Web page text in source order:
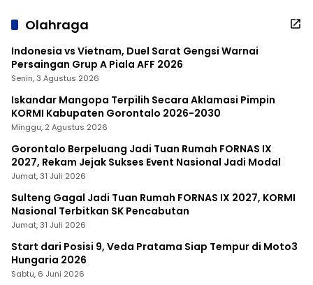
Olahraga
Indonesia vs Vietnam, Duel Sarat Gengsi Warnai
Persaingan Grup A Piala AFF 2026
Senin, 3 Agustus 2026
Iskandar Mangopa Terpilih Secara Aklamasi Pimpin
KORMI Kabupaten Gorontalo 2026-2030
Minggu, 2 Agustus 2026
Gorontalo Berpeluang Jadi Tuan Rumah FORNAS IX
2027, Rekam Jejak Sukses Event Nasional Jadi Modal
Jumat, 31 Juli 2026
Sulteng Gagal Jadi Tuan Rumah FORNAS IX 2027, KORMI
Nasional Terbitkan SK Pencabutan
Jumat, 31 Juli 2026
Start dari Posisi 9, Veda Pratama Siap Tempur di Moto3
Hungaria 2026
Sabtu, 6 Juni 2026